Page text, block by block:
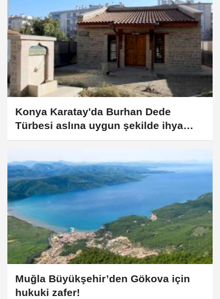
Konya Karatay'da Burhan Dede
Türbesi aslına uygun şekilde ihya
edildi
Muğla Büyükşehir’den Gökova için
hukuki zafer!